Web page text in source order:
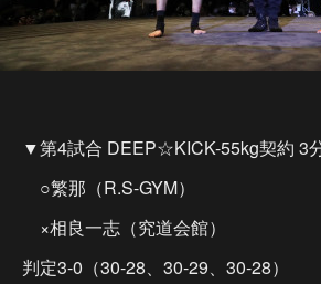
▼第4試合 DEEP☆KICK-55kg契約 3
○繁那（R.S-GYM）
×相良一志（究道会館）
判定3-0（30-28、30-29、30-28）